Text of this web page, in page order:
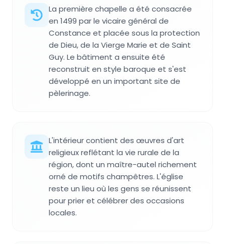
La première chapelle a été consacrée
en 1499 par le vicaire général de
Constance et placée sous la protection
de Dieu, de la Vierge Marie et de Saint
Guy. Le bâtiment a ensuite été
reconstruit en style baroque et s'est
développé en un important site de
pèlerinage.
L'intérieur contient des œuvres d'art
religieux reflétant la vie rurale de la
région, dont un maître-autel richement
orné de motifs champêtres. L'église
reste un lieu où les gens se réunissent
pour prier et célébrer des occasions
locales.